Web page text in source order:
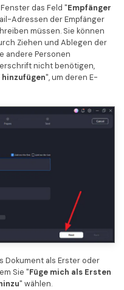
das Feld "Empfänger
Adressen der Empfänger
müssen. Sie können
Ziehen und Ablegen der
andere Personen
nicht benötigen,
hinzufügen", um deren E-
Dokument als Erster oder
Sie "Füge mich als Ersten
" wählen.